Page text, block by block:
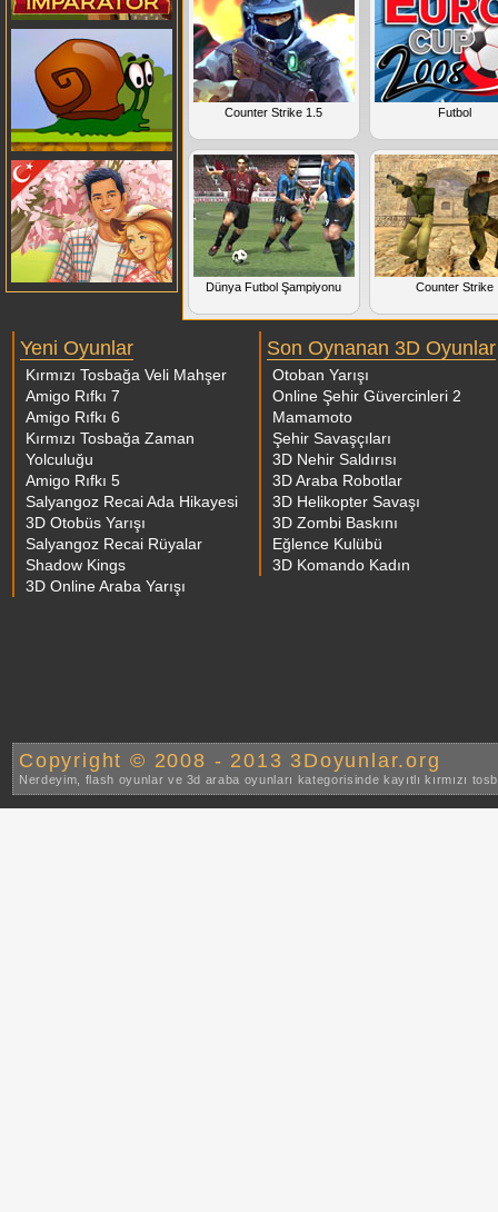
Counter Strike 1.5 Futbol
Dünya Futbol Şampiyonu Counter Strike
Yeni Oyunlar
Kırmızı Tosbağa Veli Mahşer
Amigo Rıfkı 7
Amigo Rıfkı 6
Kırmızı Tosbağa Zaman
Yolculuğu
Amigo Rıfkı 5
Salyangoz Recai Ada Hikayesi
3D Otobüs Yarışı
Salyangoz Recai Rüyalar
Shadow Kings
3D Online Araba Yarışı
Son Oynanan 3D Oyunlar
Otoban Yarışı
Online Şehir Güvercinleri 2
Mamamoto
Şehir Savaşçıları
3D Nehir Saldırısı
3D Araba Robotlar
3D Helikopter Savaşı
3D Zombi Baskını
Eğlence Kulübü
3D Komando Kadın
Copyright © 2008 - 2013 3Doyunlar.org
Nerdeyim, flash oyunlar ve 3d araba oyunları kategorisinde kayıtlı kırmızı